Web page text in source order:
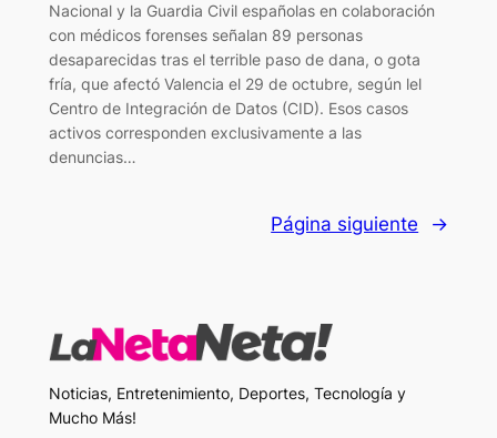
Nacional y la Guardia Civil españolas en colaboración
con médicos forenses señalan 89 personas
desaparecidas tras el terrible paso de dana, o gota
fría, que afectó Valencia el 29 de octubre, según lel
Centro de Integración de Datos (CID). Esos casos
activos corresponden exclusivamente a las
denuncias…
Página siguiente →
Noticias, Entretenimiento, Deportes, Tecnología y
Mucho Más!